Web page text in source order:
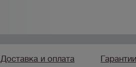
Доставка и оплата